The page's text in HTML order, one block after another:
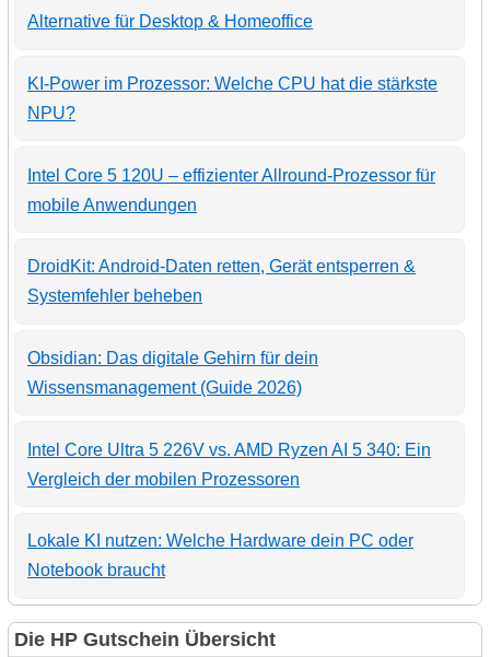
Alternative für Desktop & Homeoffice
KI-Power im Prozessor: Welche CPU hat die stärkste
NPU?
Intel Core 5 120U – effizienter Allround-Prozessor für
mobile Anwendungen
DroidKit: Android-Daten retten, Gerät entsperren &
Systemfehler beheben
Obsidian: Das digitale Gehirn für dein
Wissensmanagement (Guide 2026)
Intel Core Ultra 5 226V vs. AMD Ryzen AI 5 340: Ein
Vergleich der mobilen Prozessoren
Lokale KI nutzen: Welche Hardware dein PC oder
Notebook braucht
Die HP Gutschein Übersicht